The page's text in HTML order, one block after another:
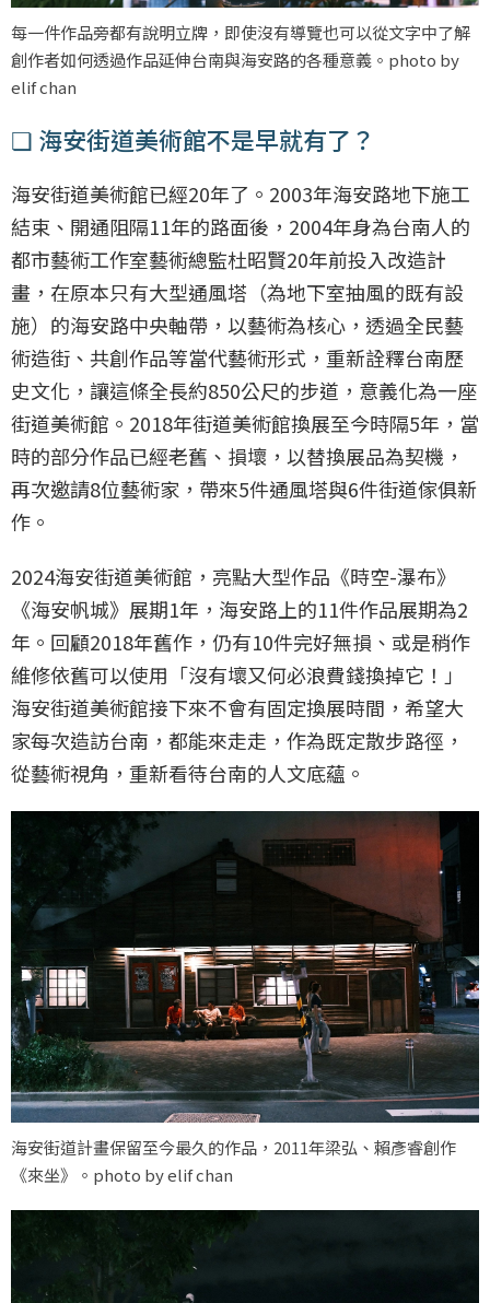
每一件作品旁都有說明立牌，即使沒有導覽也可以從文字中了解
創作者如何透過作品延伸台南與海安路的各種意義。photo by
elif chan
❏ 海安街道美術館不是早就有了？
海安街道美術館已經20年了。2003年海安路地下施工
結束、開通阻隔11年的路面後，2004年身為台南人的
都市藝術工作室藝術總監杜昭賢20年前投入改造計
畫，在原本只有大型通風塔（為地下室抽風的既有設
施）的海安路中央軸帶，以藝術為核心，透過全民藝
術造街、共創作品等當代藝術形式，重新詮釋台南歷
史文化，讓這條全長約850公尺的步道，意義化為一座
街道美術館。2018年街道美術館換展至今時隔5年，當
時的部分作品已經老舊、損壞，以替換展品為契機，
再次邀請8位藝術家，帶來5件通風塔與6件街道傢俱新
作。
2024海安街道美術館，亮點大型作品《時空-瀑布》
《海安帆城》展期1年，海安路上的11件作品展期為2
年。回顧2018年舊作，仍有10件完好無損、或是稍作
維修依舊可以使用「沒有壞又何必浪費錢換掉它！」
海安街道美術館接下來不會有固定換展時間，希望大
家每次造訪台南，都能來走走，作為既定散步路徑，
從藝術視角，重新看待台南的人文底蘊。
海安街道計畫保留至今最久的作品，2011年梁弘、賴彥睿創作
《來坐》。photo by elif chan